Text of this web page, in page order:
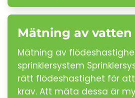
Mätning av
Mätning av
sprinklersystem
rätt flödeshastighet för
krav. Att mäta dessa är